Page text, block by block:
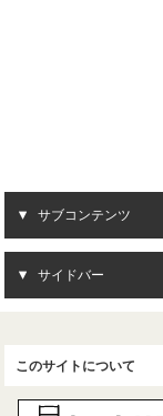
サブコンテンツ
サイドバー
このサイトについて